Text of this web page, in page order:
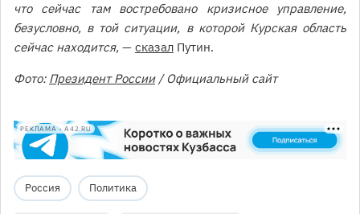
что сейчас там востребовано кризисное управление,
безусловно, в той ситуации, в которой Курская область
сейчас находится, — сказал Путин.
Фото: Президент России/ Официальный сайт
РЕКЛАМА • A42.RU
Россия Политика